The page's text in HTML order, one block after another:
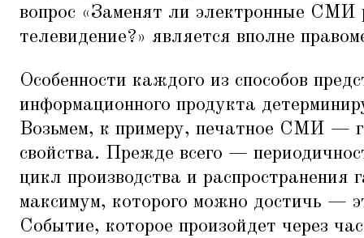
вопрос «Заменят ли электронные СМИ
телевидение?» является вполне
Особенности каждого из способов
информационного продукта
Возьмем, к примеру, печатное СМИ —
свойства. Прежде всего —
цикл производства и распространения
максимум, которого можно достичь —
Событие, которое произойдет через